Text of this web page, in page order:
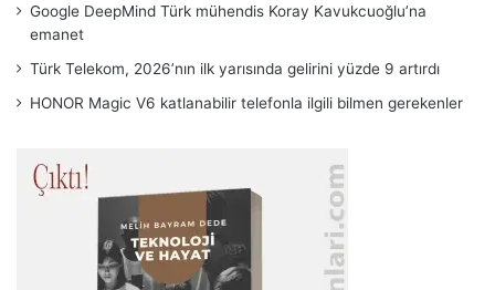
Google DeepMind Türk mühendis Koray Kavukcuoğlu’na
emanet
Türk Telekom, 2026’nın ilk yarısında gelirini yüzde 9 artırdı
HONOR Magic V6 katlanabilir telefonla ilgili bilmen gerekenler